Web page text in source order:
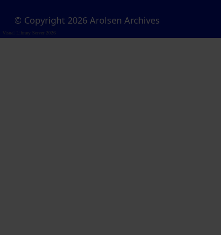
© Copyright 2026 Arolsen Archives
Visual Library Server 2026